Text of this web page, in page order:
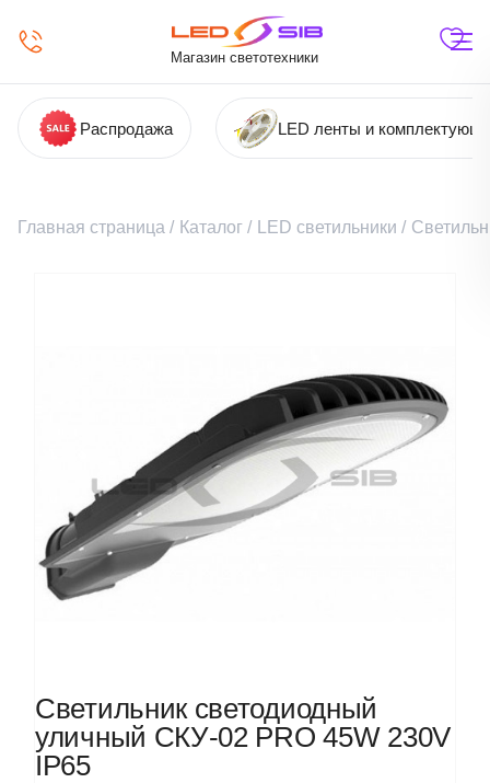
Магазин светотехники
Распродажа LED ленты и
Главная страница / Каталог / LED светильники /
Светильник светодиодный
уличный СКУ-02 PRO 45W 230V
IP65